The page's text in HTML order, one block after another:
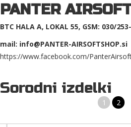
PANTER
BTC HALA A, LOKAL 55, GSM: 030/
mail: info@PANTER-AIRSOFTSHOP.si
https://www.facebook.com/
Sorodni izdelki
1 2